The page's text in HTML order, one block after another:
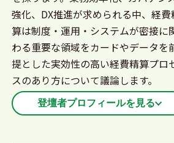
強化、DX推進が求められる中、経費
算は制度・運用・システムが密接に
わる重要な領域をカードやデータを
提とした実効性の高い経費精算プロ
スのあり方について議論します。
登壇者プロフィールを見る